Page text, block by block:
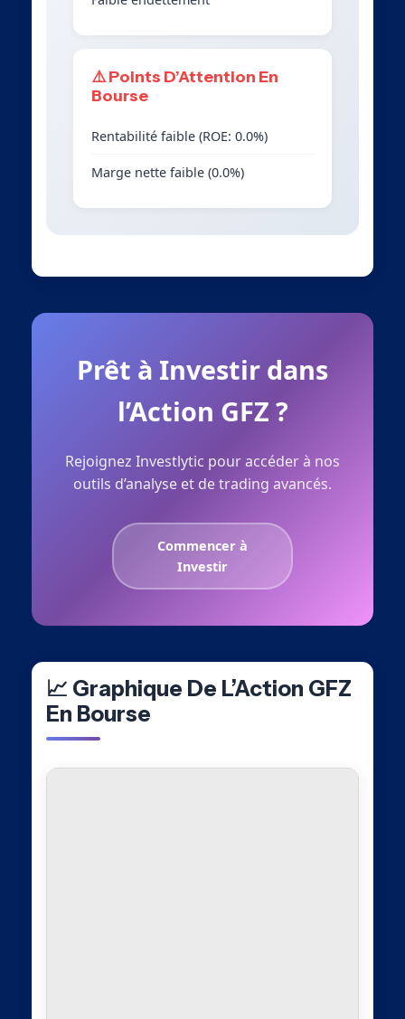
⚠️ Points D’Attention En
Bourse
Rentabilité faible (ROE: 0.0%)
Marge nette faible (0.0%)
Prêt à Investir dans
l’Action GFZ ?
Rejoignez Investlytic pour accéder à nos
outils d’analyse et de trading avancés.
Commencer à
Investir
📈 Graphique De L’Action GFZ
En Bourse